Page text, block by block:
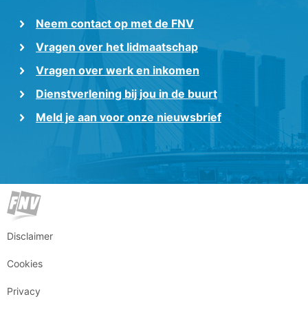
Neem contact op met de FNV
Vragen over het lidmaatschap
Vragen over werk en inkomen
Dienstverlening bij jou in de buurt
Meld je aan voor onze nieuwsbrief
Disclaimer
Cookies
Privacy